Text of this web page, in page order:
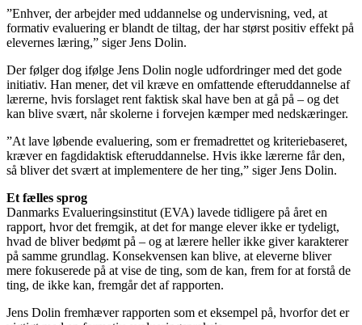
”Enhver, der arbejder med uddannelse og undervisning, ved, at
formativ evaluering er blandt de tiltag, der har størst positiv effekt på
elevernes læring,” siger Jens Dolin.
Der følger dog ifølge Jens Dolin nogle udfordringer med det gode
initiativ. Han mener, det vil kræve en omfattende efteruddannelse af
lærerne, hvis forslaget rent faktisk skal have ben at gå på – og det
kan blive svært, når skolerne i forvejen kæmper med nedskæringer.
”At lave løbende evaluering, som er fremadrettet og kriteriebaseret,
kræver en fagdidaktisk efteruddannelse. Hvis ikke lærerne får den,
så bliver det svært at implementere de her ting,” siger Jens Dolin.
Et fælles sprog
Danmarks Evalueringsinstitut (EVA) lavede tidligere på året en
rapport, hvor det fremgik, at det for mange elever ikke er tydeligt,
hvad de bliver bedømt på – og at lærere heller ikke giver karakterer
på samme grundlag. Konsekvensen kan blive, at eleverne bliver
mere fokuserede på at vise de ting, som de kan, frem for at forstå de
ting, de ikke kan, fremgår det af rapporten.
Jens Dolin fremhæver rapporten som et eksempel på, hvorfor det er